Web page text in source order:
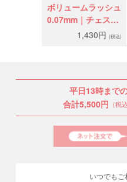
ボリュームラッシュ
0.07mm｜チェスナ
ットブラウン
1,430円 (税込)
平日13時まで
合計5,500円 （税
いつでもご